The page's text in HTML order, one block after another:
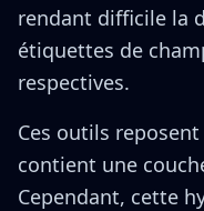
rendant difficile la
étiquettes de
respectives.
Ces outils
contient une
Cependant, cette